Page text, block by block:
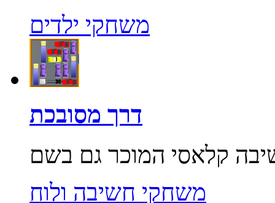
משחקי ילדים
דרך מסובכת
משחקי חשיבה ולוח